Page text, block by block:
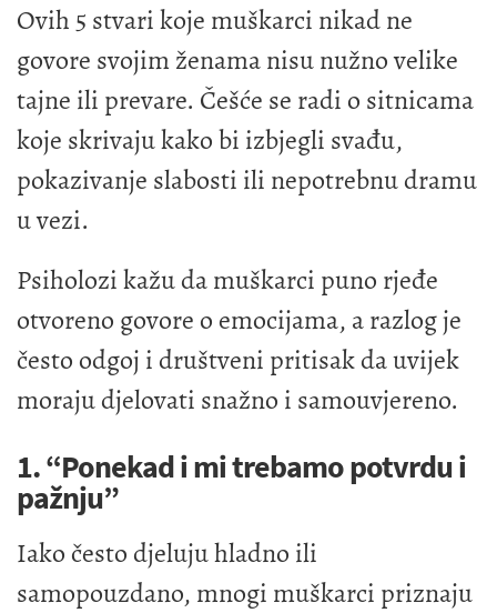
Ovih 5 stvari koje muškarci nikad ne
govore svojim ženama nisu nužno velike
tajne ili prevare. Češće se radi o sitnicama
koje skrivaju kako bi izbjegli svađu,
pokazivanje slabosti ili nepotrebnu dramu
u vezi.
Psiholozi kažu da muškarci puno rjeđe
otvoreno govore o emocijama, a razlog je
često odgoj i društveni pritisak da uvijek
moraju djelovati snažno i samouvjereno.
1. “Ponekad i mi trebamo potvrdu i
pažnju”
Iako često djeluju hladno ili
samopouzdano, mnogi muškarci priznaju